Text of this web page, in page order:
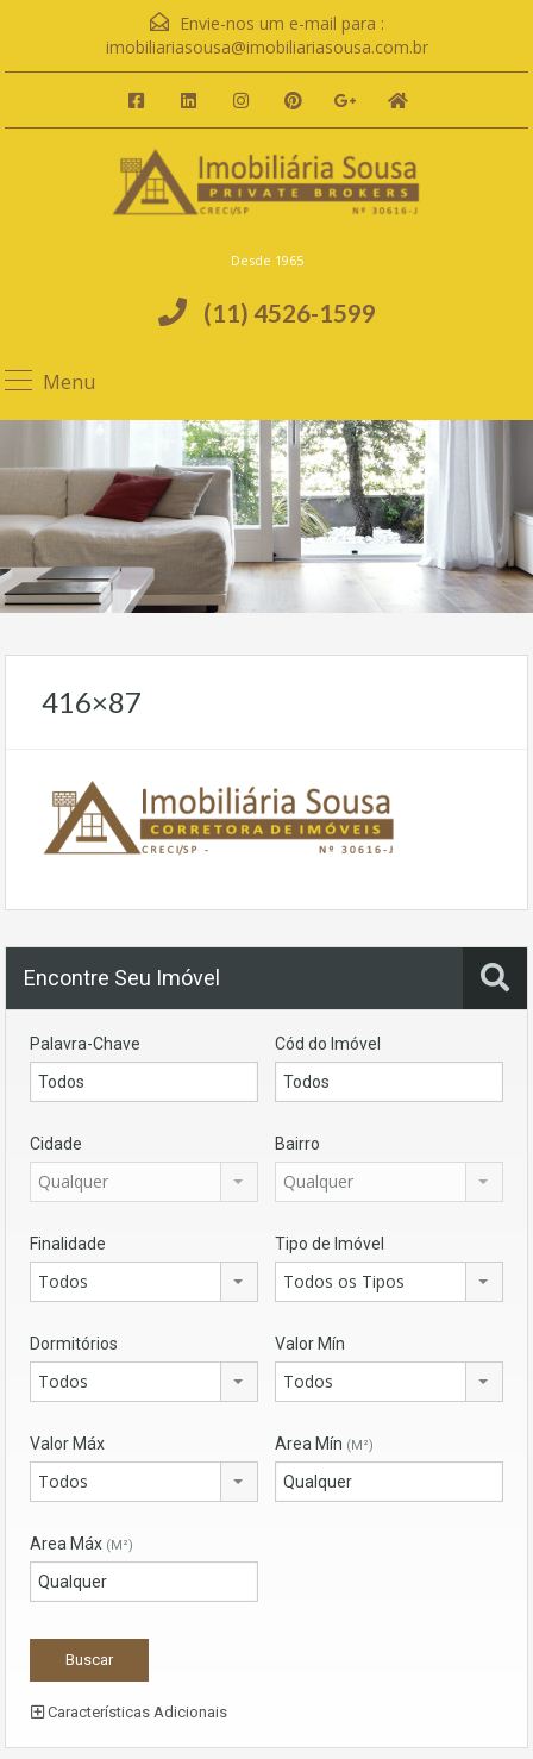
Envie-nos um e-mail para :
imobiliariasousa@imobiliariasousa.com.br
Desde 1965
(11) 4526-1599
Menu
416×87
Encontre Seu Imóvel
Palavra-Chave Cód do Imóvel
Cidade
Qualquer
Bairro
Qualquer
Finalidade
Todos
Tipo de Imóvel
Todos os Tipos
Dormitórios
Todos
Valor Mín
Todos
Valor Máx
Todos
Area Mín (M²)
Area Máx (M²)
Características Adicionais